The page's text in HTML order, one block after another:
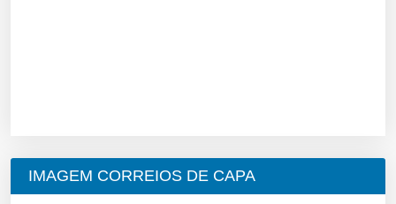
IMAGEM CORREIOS DE CAPA